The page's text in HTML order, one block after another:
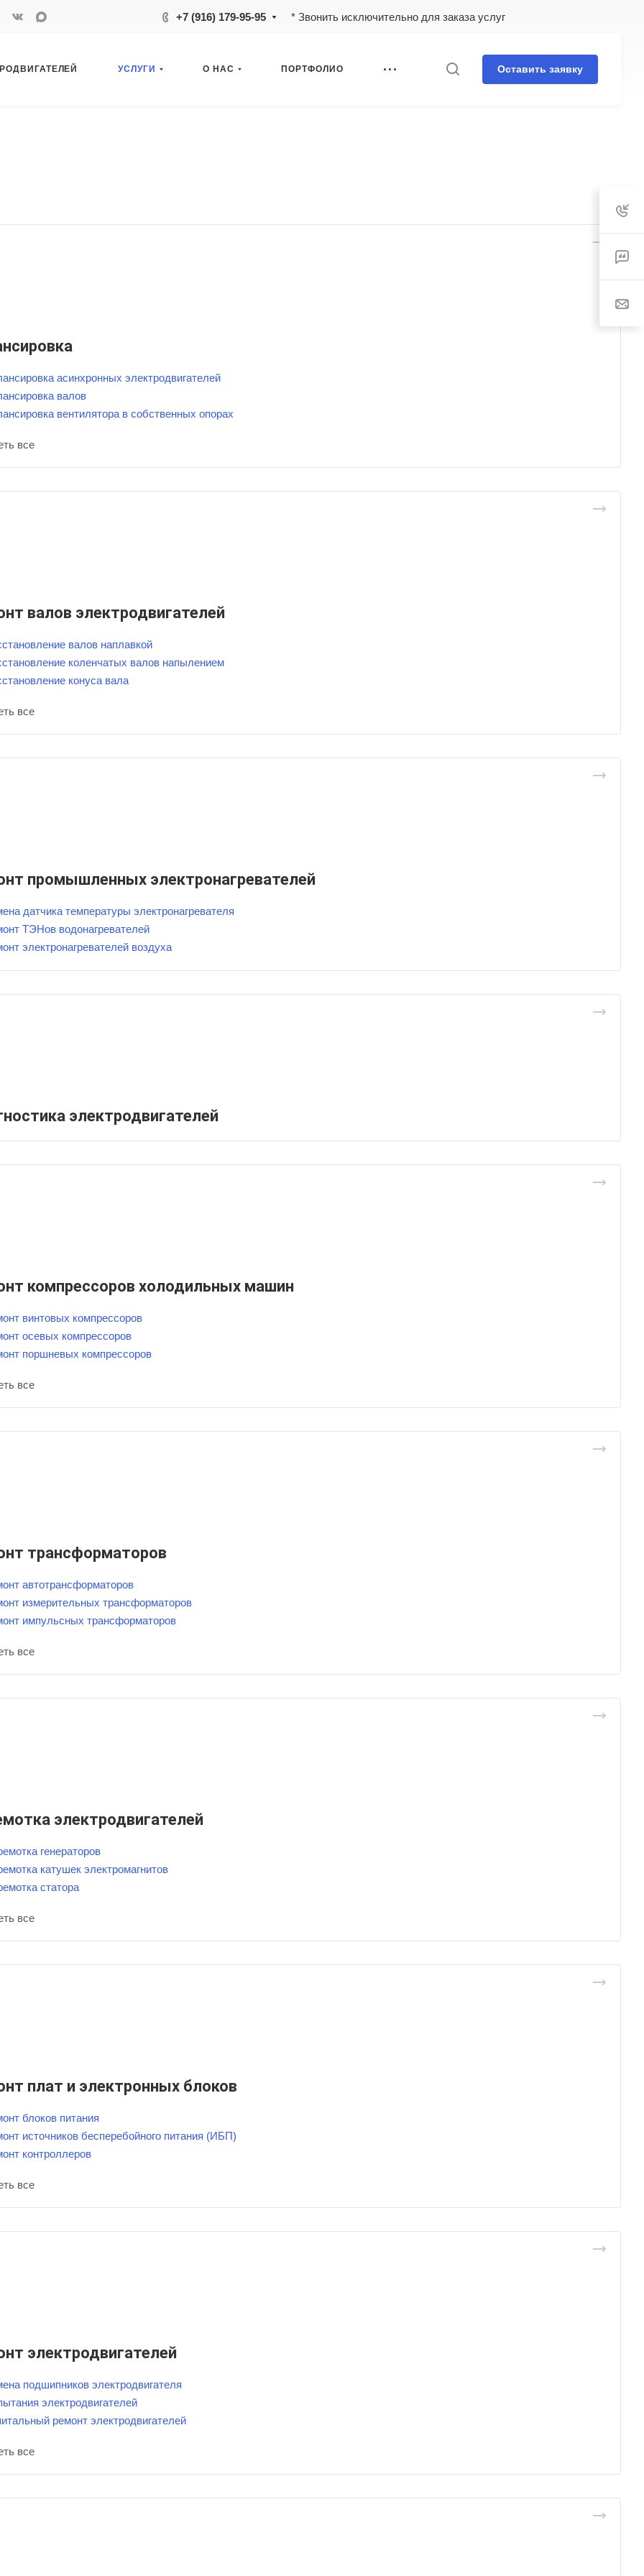
+7 (916) 179-95-95 * Звонить исключительно для заказа услуг
УСЛУГИ О НАС ПОРТФОЛИО Оставить заявку
асинхронных электродвигателей
валов
вентилятора в собственных опорах
все
валов электродвигателей
валов наплавкой
коленчатых валов напылением
конуса вала
все
промышленных электронагревателей
датчика температуры электронагревателя
ТЭНов водонагревателей
электронагревателей воздуха
электродвигателей
компрессоров холодильных машин
винтовых компрессоров
осевых компрессоров
поршневых компрессоров
все
трансформаторов
автотрансформаторов
измерительных трансформаторов
импульсных трансформаторов
все
электродвигателей
генераторов
катушек электромагнитов
статора
все
плат и электронных блоков
блоков питания
источников бесперебойного питания (ИБП)
контроллеров
все
электродвигателей
подшипников электродвигателя
электродвигателей
ремонт электродвигателей
все